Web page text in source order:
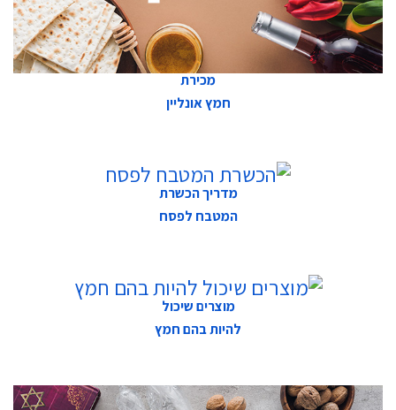
מכירת
חמץ אונליין
מדריך הכשרת
המטבח לפסח
מוצרים שיכול
להיות בהם חמץ